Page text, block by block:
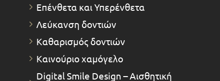
Επένθετα και Υπερένθετα
Λεύκανση δοντιών
Καθαρισμός δοντιών
Καινούριο χαμόγελο
Digital Smile Design – Αισθητική